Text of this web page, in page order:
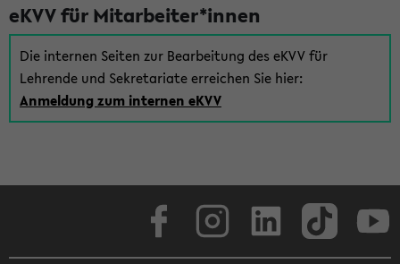
eKVV für Mitarbeiter*innen
Die internen Seiten zur Bearbeitung des eKVV für
Lehrende und Sekretariate erreichen Sie hier:
Anmeldung zum internen eKVV